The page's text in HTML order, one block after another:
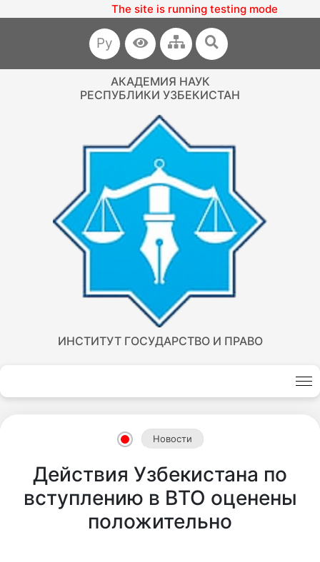
The site is running testing mode
Ру
АКАДЕМИЯ НАУК
РЕСПУБЛИКИ УЗБЕКИСТАН
ИНСТИТУТ ГОСУДАРСТВО И ПРАВО
Новости
Действия Узбекистана по
вступлению в ВТО оценены
положительно